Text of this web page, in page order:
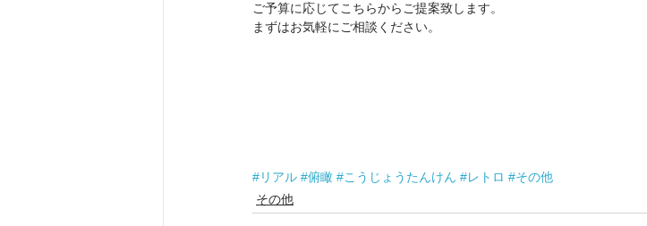
ご予算に応じてこちらからご提案致します。
まずはお気軽にご相談ください。
#リアル #俯瞰 #こうじょうたんけん #レトロ #その他
その他